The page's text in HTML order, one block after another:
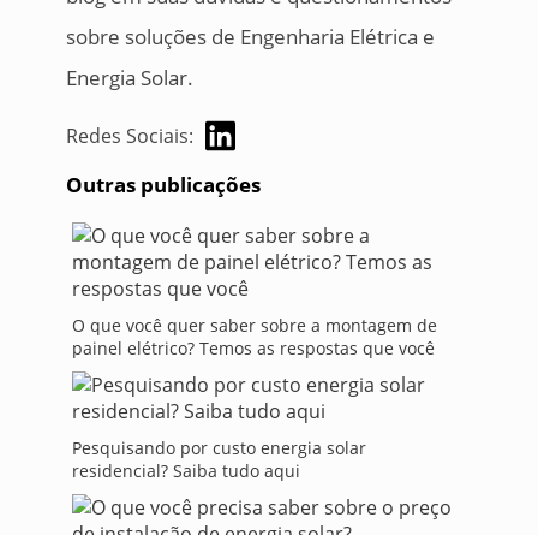
sobre soluções de Engenharia Elétrica e
Energia Solar.
Redes Sociais:
Outras publicações
O que você quer saber sobre a montagem de
painel elétrico? Temos as respostas que você
Pesquisando por custo energia solar
residencial? Saiba tudo aqui